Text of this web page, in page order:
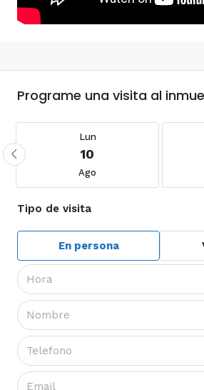
Programe una visita al
Lun
10
Ago
Tipo de visita
En persona
Hora